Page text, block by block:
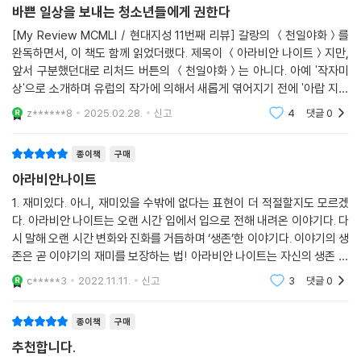
타난 것뿐이야.” 그리고는 돌아누워 잠을 자려고 눈을 감았다. 바로 그때
노예가 매우 깊은 경의를 표하며 말했다. “폐하, 기도를 하러 가시기 위해
기상하실 시각입니다. 아침이 밝아오고 있사옵니다.”
그 목소리에 아부 하산은 일어나 앉아 중얼거렸다. “이건 꿈일 리가 없어.”
『아라비안 나이트』는 흥미진진한 이야기와 함께 아라비안 나이트 삽화가
중에서 최고라고 평가받는 르네 불의 생생한 일러스트 118장을 수록했다.
이전에 흑백으로 만나볼 수밖에 없었던 삽화들에 컬러를 입혀 새롭게 선보
인다. 중동 지방을 여행하면서 아랍의 문화를 직접 보고 경험한 불은 그 지
식과 상상을 결합해 아름답고도 풍부한 삽화를 그려냈다. 100년 전에 그려
졌다고는 믿기지 않을 정도로 아름답고 정교한 일러스트는 각 이야기들에
활력을 불어넣는다.
『아라비안 나이트』에 담긴 다양한 이야기들은 오늘날까지도 우리 곁에서
살아 숨쉬고 있다. 「알라딘과 요술램프」를 재구성한 디즈니의 [알라딘],
「신밧드의 모험」에서 힌트를 얻은 [캐리비안의 해적], 중국 최고의 사업가
라 불리는 마윈의 알리바바 그룹 등 『아라비안 나이트』는 수많은 콘텐츠의
원천이 되었다. 이제 현대지성 클래식으로 재탄생한 『아라비안 나이트』와
함께 이국적이고도 매력적인 이야기의 샘 속으로 빠져보자.
바쁜 일상을 보내는 청소년들에게 권한다
[My Review MCMLI / 현대지성 11번째 리뷰] 갈랑의 ＜천일야화＞를
완독하면서, 이 책도 함께 읽었더랬다. 제목이 ＜아라비안 나이트＞지만,
앞서 구분했던대로 리처드 버튼의 ＜천일야화＞는 아니다. 아예 '작자미
상'으로 소개하며 유럽의 작가에 의해서 새롭게 엮어지기 전에 '아랍 지역
에서 구전되던 이야기'라는 점을 강조하였다. 하지만 바로 뒤에 '엮은이'에
따라 내용이 바뀌거나
z******8 2025.02.28. 신고 4 댓글0
종이책 구매
아라비안나이트
1. 재미있다. 아니, 재미있을 수밖에 없다는 표현이 더 적절할지도 모르겠
다. 아라비안 나이트는 오랜 시간 입에서 입으로 전해 내려온 이야기다. 다
시 말해 오랜 시간 변화와 진화를 거듭하며 ‘생존’한 이야기다. 이야기의 생
존은 곧 이야기의 재미를 보장하는 법! 아라비안 나이트는 자신의 생존 자
체로서 증명하듯 그야말로 재미있는 이야기들의 집합이다. 구태여 재미에
대한 주관
c*****3 2022.11.11. 신고 3 댓글0
종이책 구매
추천합니다.